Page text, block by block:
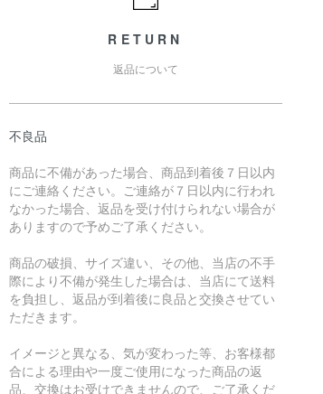
RETURN
返品について
不良品
商品に不備があった場合、商品到着後７日以内
にご連絡ください。ご連絡が７日以内に行われ
なかった場合、返品を受け付けられない場合が
ありますので予めご了承ください。
商品の破損、サイズ違い、その他、当店の不手
際により不備が発生した場合は、当店にて送料
を負担し、返品が到着後に良品と交換させてい
ただきます。
イメージと異なる、気が変わった等、お客様都
合による理由や一度ご使用になった商品の返
品、交換はお受けできませんので、ご了承くだ